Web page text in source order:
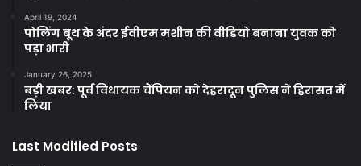
April 19, 2024
पोलिंग बूथ के अंदर ईवीएम मशीन की वीडियो बनाना युवक को
पड़ा भारी
January 26, 2025
बड़ी खबर: पूर्व विधायक चैंपियन को देहरादून पुलिस ने हिरासत में
लिया
Last Modified Posts